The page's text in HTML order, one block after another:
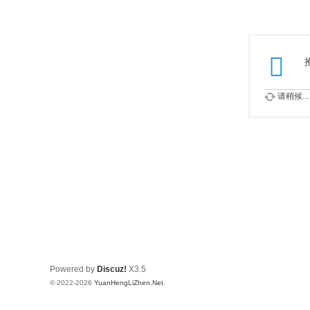
请稍候...
Powered by Discuz! X3.5
© 2022-2026 YuanHengLiZhen.Net